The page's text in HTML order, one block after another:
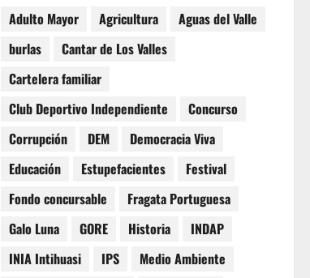
Adulto Mayor Agricultura
Aguas del Valle
burlas
Cantar de Los Valles
Cartelera familiar
Club Deportivo Independiente
Concurso
Corrupción
DEM
Democracia Viva
Educación
Estupefacientes
Festival
Fondo concursable
Fragata Portuguesa
Galo Luna
GORE Historia
INDAP
INIA Intihuasi
IPS Medio Ambiente